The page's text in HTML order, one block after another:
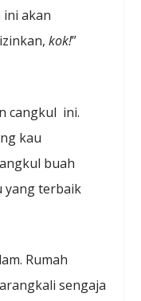
akan
kok!”
ini.
kau
buah
yang terbaik
Rumah
sengaja